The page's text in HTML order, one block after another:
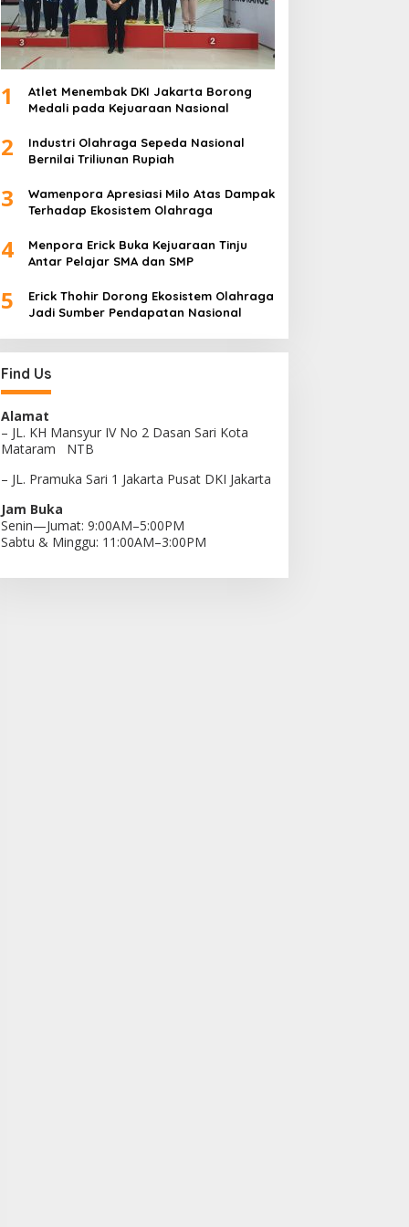
1
Atlet Menembak DKI Jakarta Borong
Medali pada Kejuaraan Nasional
2
Industri Olahraga Sepeda Nasional
Bernilai Triliunan Rupiah
3
Wamenpora Apresiasi Milo Atas Dampak
Terhadap Ekosistem Olahraga
4
Menpora Erick Buka Kejuaraan Tinju
Antar Pelajar SMA dan SMP
5
Erick Thohir Dorong Ekosistem Olahraga
Jadi Sumber Pendapatan Nasional
Find Us
Alamat
– JL. KH Mansyur IV No 2 Dasan Sari Kota
Mataram NTB
– JL. Pramuka Sari 1 Jakarta Pusat DKI Jakarta
Jam Buka
Senin—Jumat: 9:00AM–5:00PM
Sabtu & Minggu: 11:00AM–3:00PM